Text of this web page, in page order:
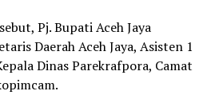
Pj. Bupati Aceh Jaya
Daerah Aceh Jaya, Asisten 1
Dinas Parekrafpora, Camat